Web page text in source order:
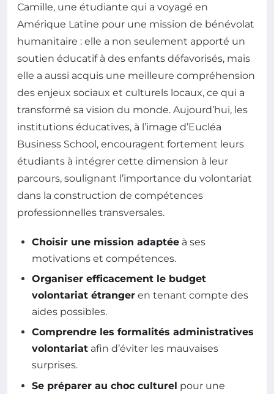
Camille, une étudiante qui a voyagé en
Amérique Latine pour une mission de bénévolat
humanitaire : elle a non seulement apporté un
soutien éducatif à des enfants défavorisés, mais
elle a aussi acquis une meilleure compréhension
des enjeux sociaux et culturels locaux, ce qui a
transformé sa vision du monde. Aujourd’hui, les
institutions éducatives, à l’image d’Eucléa
Business School, encouragent fortement leurs
étudiants à intégrer cette dimension à leur
parcours, soulignant l’importance du volontariat
dans la construction de compétences
professionnelles transversales.
Choisir une mission adaptée à ses
motivations et compétences.
Organiser efficacement le budget
volontariat étranger en tenant compte des
aides possibles.
Comprendre les formalités administratives
volontariat afin d’éviter les mauvaises
surprises.
Se préparer au choc culturel pour une